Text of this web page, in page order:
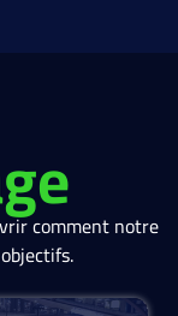
comment notre